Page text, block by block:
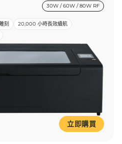
30W / 60W / 80W RF
刻
20,000 小時長效續航
立即購買